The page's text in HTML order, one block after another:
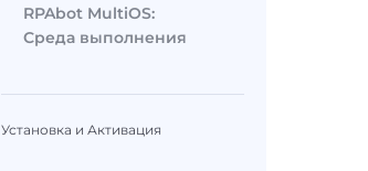
RPAbot MultiOS:
Среда выполнения
Установка и Активация